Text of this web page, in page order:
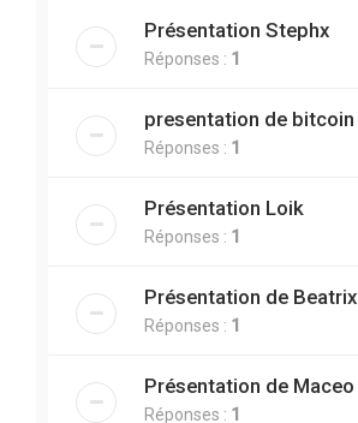
Présentation Stephx
Réponses : 1
presentation de bitcoin
Réponses : 1
Présentation Loik
Réponses : 1
Présentation de Beatrix
Réponses : 1
Présentation de Maceo
Réponses : 1